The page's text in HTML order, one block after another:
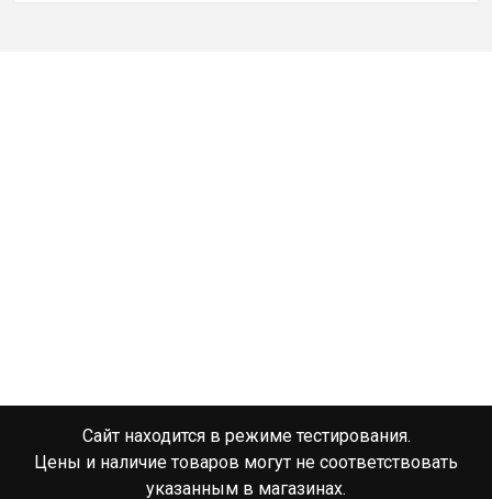
Сайт находится в режиме тестирования.
Цены и наличие товаров могут не соответствовать
указанным в магазинах.